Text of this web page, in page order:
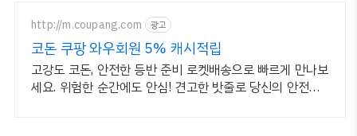
http://m.coupang.com 광고
코돈 쿠팡 와우회원 5% 캐시적립
고강도 코돈, 안전한 등반 준비 로켓배송으로 빠르게 만나보
세요. 위험한 순간에도 안심! 견고한 밧줄로 당신의 안전을